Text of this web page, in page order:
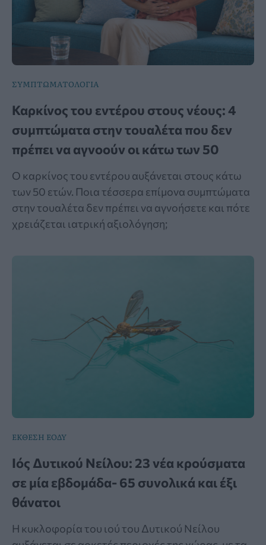
ΣΥΜΠΤΩΜΑΤΟΛΟΓΙΑ
Καρκίνος του εντέρου στους νέους: 4
συμπτώματα στην τουαλέτα που δεν
πρέπει να αγνοούν οι κάτω των 50
Ο καρκίνος του εντέρου αυξάνεται στους κάτω
των 50 ετών. Ποια τέσσερα επίμονα συμπτώματα
στην τουαλέτα δεν πρέπει να αγνοήσετε και πότε
χρειάζεται ιατρική αξιολόγηση;
ΕΚΘΕΣΗ ΕΟΔΥ
Ιός Δυτικού Νείλου: 23 νέα κρούσματα
σε μία εβδομάδα- 65 συνολικά και έξι
θάνατοι
Η κυκλοφορία του ιού του Δυτικού Νείλου